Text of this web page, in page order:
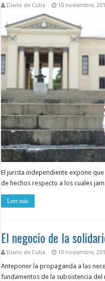
Diario de Cuba 10 noviembre,
El jurista independiente expone
de hechos respecto a los cuales
Leer más
El negocio de la
Diario de Cuba 10 noviembre,
Anteponer la propaganda a las
fundamentos de la subsistencia